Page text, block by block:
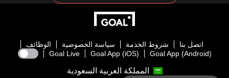
اتصل بنا شروط الخدمة سياسة الخصوصية
الوظائف
Goal App (Android)
Goal App (iOS)
Goal Live
المملكة العربية السعودية